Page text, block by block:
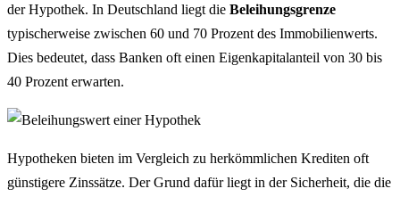
der Hypothek. In Deutschland liegt die Beleihungsgrenze
typischerweise zwischen 60 und 70 Prozent des Immobilienwerts.
Dies bedeutet, dass Banken oft einen Eigenkapitalanteil von 30 bis
40 Prozent erwarten.
Hypotheken bieten im Vergleich zu herkömmlichen Krediten oft
günstigere Zinssätze. Der Grund dafür liegt in der Sicherheit, die die